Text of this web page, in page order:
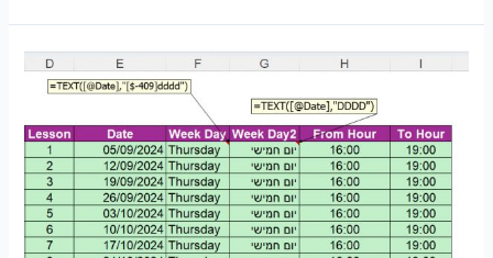
החזרת
מתוך
תאריך
בכל
שפה
שנרצה